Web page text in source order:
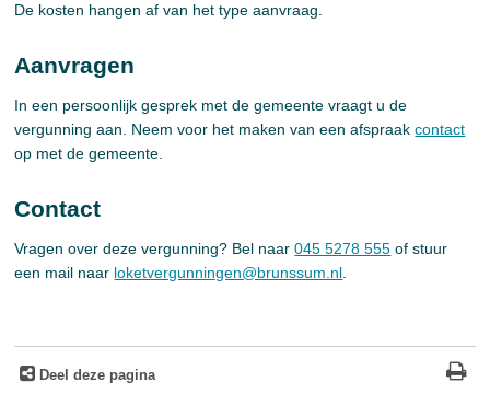
De kosten hangen af van het type aanvraag.
Aanvragen
In een persoonlijk gesprek met de gemeente vraagt u de
vergunning aan. Neem voor het maken van een afspraakcontact
op met de gemeente.
Contact
Vragen over deze vergunning? Bel naar045 5278 555 of stuur
een mail naar loketvergunningen@brunssum.nl
Deel deze pagina